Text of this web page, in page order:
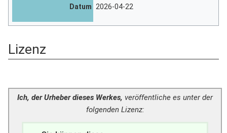
Datum 2026-04-22
Lizenz
Ich, der Urheber dieses Werkes, veröffentliche es unter der
folgenden Lizenz: